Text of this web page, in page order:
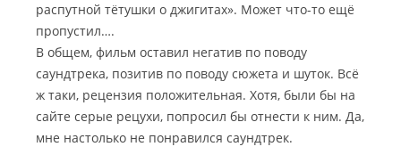
распутной тётушки о джигитах». Может что-то ещё
пропустил….
В общем, фильм оставил негатив по поводу
саундтрека, позитив по поводу сюжета и шуток. Всё
ж таки, рецензия положительная. Хотя, были бы на
сайте серые рецухи, попросил бы отнести к ним. Да,
мне настолько не понравился саундтрек.